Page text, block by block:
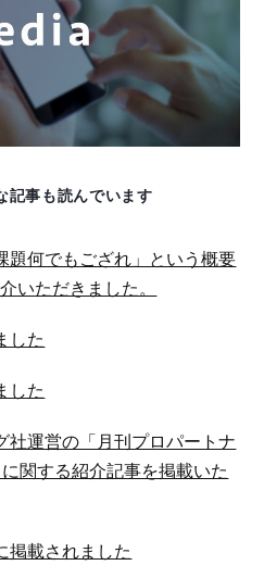
記事も読んでいます
題何でもござれ」という概要
いただきました。
した
した
社運営の「月刊プロパートナ
関する紹介記事を掲載いた
掲載されました